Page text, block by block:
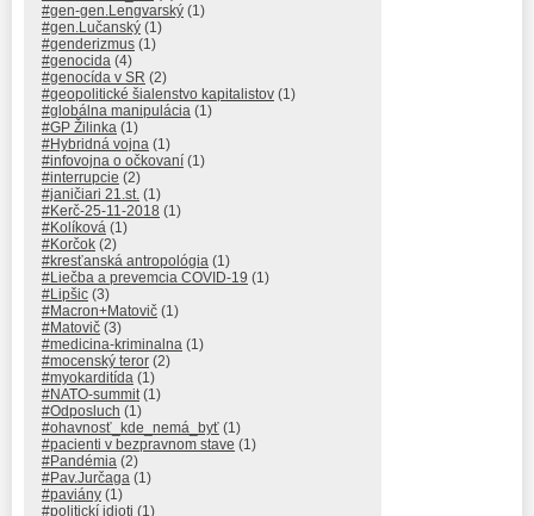
#gen-gen.Lengvarský (1)
#gen.Lučanský (1)
#genderizmus (1)
#genocida (4)
#genocída v SR (2)
#geopolitické šialenstvo kapitalistov (1)
#globálna manipulácia (1)
#GP Žilinka (1)
#Hybridná vojna (1)
#infovojna o očkovaní (1)
#interrupcie (2)
#janičiari 21.st. (1)
#Kerč-25-11-2018 (1)
#Kolíková (1)
#Korčok (2)
#kresťanská antropológia (1)
#Liečba a prevemcia COVID-19 (1)
#Lipšic (3)
#Macron+Matovič (1)
#Matovič (3)
#medicina-kriminalna (1)
#mocenský teror (2)
#myokarditída (1)
#NATO-summit (1)
#Odposluch (1)
#ohavnosť_kde_nemá_byť (1)
#pacienti v bezpravnom stave (1)
#Pandémia (2)
#Pav.Jurčaga (1)
#paviány (1)
#politickí idioti (1)